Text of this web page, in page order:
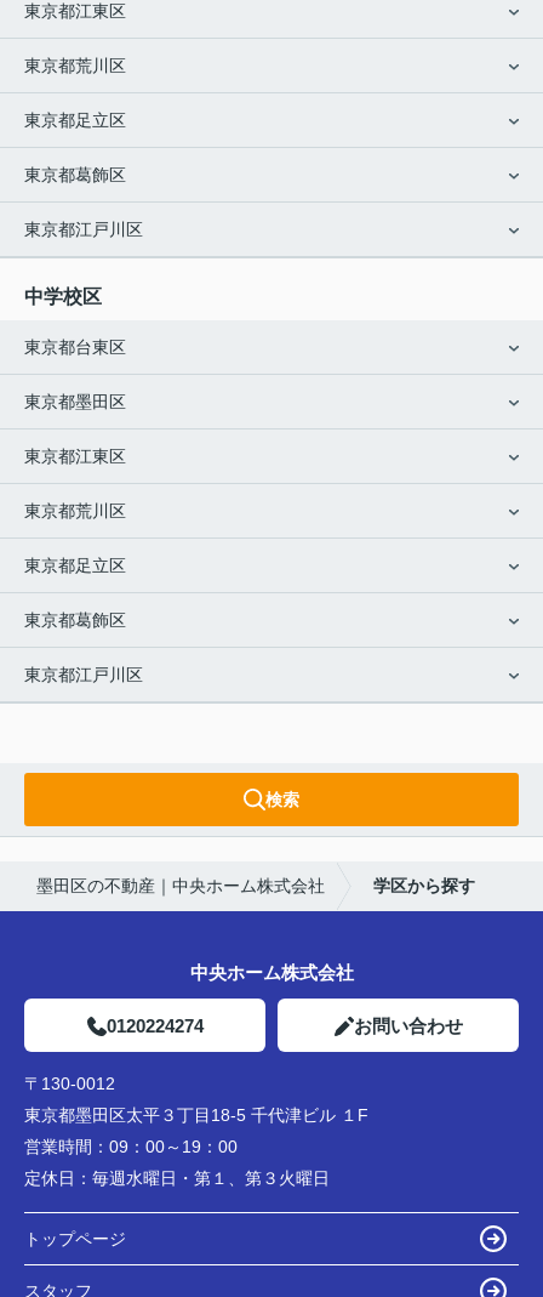
東京都江東区
東京都荒川区
東京都足立区
東京都葛飾区
東京都江戸川区
中学校区
東京都台東区
東京都墨田区
東京都江東区
東京都荒川区
東京都足立区
東京都葛飾区
東京都江戸川区
検索
墨田区の不動産｜中央ホーム株式会社 学区から探す
中央ホーム株式会社
0120224274 お問い合わせ
〒130-0012
東京都墨田区太平３丁目18-5 千代津ビル １F
営業時間： 09：00～19：00
定休日： 毎週水曜日・第１、第３火曜日
トップページ
スタッフ